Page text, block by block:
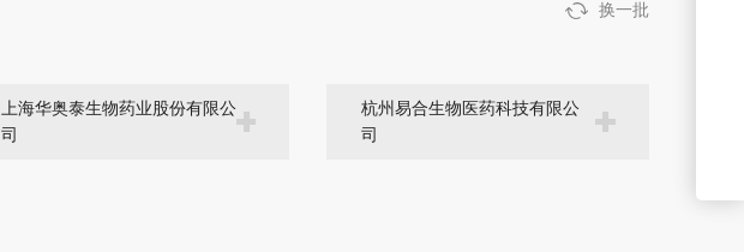
换一批
上海华奥泰生物药业股份有限公
司
杭州易合生物医药科技有限公
司